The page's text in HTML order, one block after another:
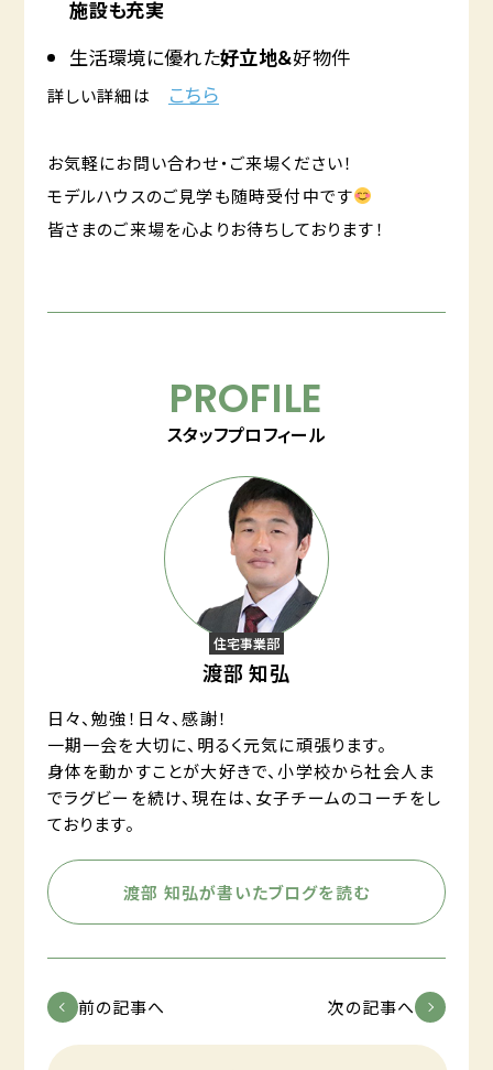
施設も充実
生活環境に優れた好立地＆好物件
詳しい詳細は こちら
お気軽にお問い合わせ・ご来場ください！
モデルハウスのご見学も随時受付中です
皆さまのご来場を心よりお待ちしております！
PROFILE
スタッフプロフィール
住宅事業部
渡部 知弘
日々、勉強！日々、感謝！
一期一会を大切に、明るく元気に頑張ります。
身体を動かすことが大好きで、小学校から社会人ま
でラグビーを続け、現在は、女子チームのコーチをし
ております。
渡部 知弘が書いたブログを読む
前の記事へ 次の記事へ